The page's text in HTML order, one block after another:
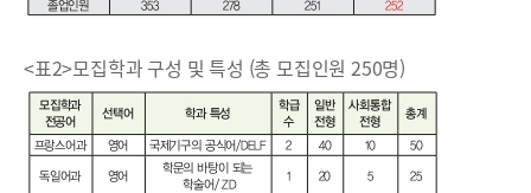
<표2>모집학과 구성 및 특성 (총 모집인원 250명)